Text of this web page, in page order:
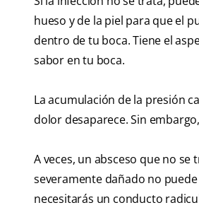
hueso y de la piel para que el
dentro de tu boca. Tiene el
sabor en tu boca.
La acumulación de la presión
dolor desaparece. Sin
A veces, un absceso que no
severamente dañado no
necesitarás un conducto